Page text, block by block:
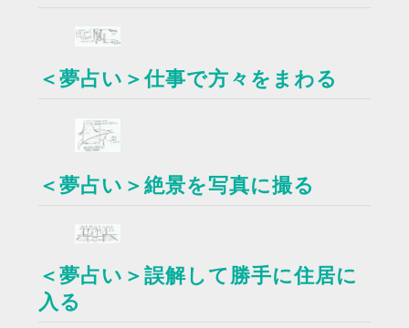
＜夢占い＞仕事で方々をまわる
＜夢占い＞絶景を写真に撮る
＜夢占い＞誤解して勝手に住居に
入る